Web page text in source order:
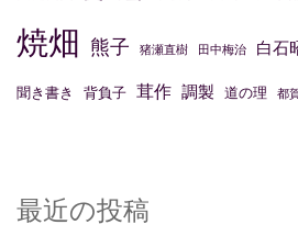
焼畑 熊子 猪瀬直樹 田中梅治 白石
聞き書き 背負子 茸作 調製 道の理 都
最近の投稿